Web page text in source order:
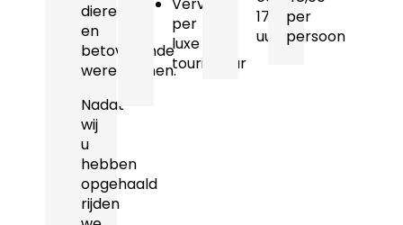
dieren
en
betoverende
wereldtuinen.
Nadat
wij
u
hebben
opgehaald
rijden
per
luxe
touringcar
17.30
uur
per
persoon